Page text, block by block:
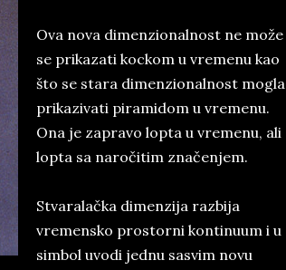
Ova nova dimenzionalnost ne može
se prikazati kockom u vremenu kao
što se stara dimenzionalnost mogla
prikazivati piramidom u vremenu.
Ona je zapravo lopta u vremenu, ali
lopta sa naročitim značenjem.
Stvaralačka dimenzija razbija
vremensko prostorni kontinuum i u
simbol uvodi jednu sasvim novu